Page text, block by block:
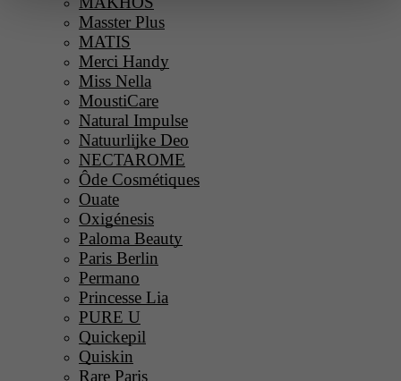
Masster Plus
MATIS
Merci Handy
Miss Nella
MoustiCare
Natural Impulse
Natuurlijke Deo
NECTAROME
Ôde Cosmétiques
Ouate
Oxigénesis
Paloma Beauty
Paris Berlin
Permano
Princesse Lia
PURE U
Quickepil
Quiskin
Rare Paris